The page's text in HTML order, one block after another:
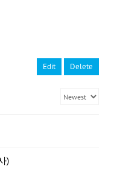
Edit Delete
)